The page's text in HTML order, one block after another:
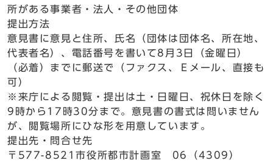
所がある事業者・法人・その他団体
提出方法
意見書に意見と住所、氏名（団体は団体名、所在地、
代表者名）、電話番号を書いて8月3日（金曜日）
（必着）までに郵送で（ファクス、Ｅメール、直接も
可）
※来庁による閲覧・提出は土・日曜日、祝休日を除く
9時から17時30分まで。意見書の書式は問いません
が、閲覧場所にひな形を用意しています。
提出先・問合せ先
〒577-8521市役所都市計画室 06（4309）